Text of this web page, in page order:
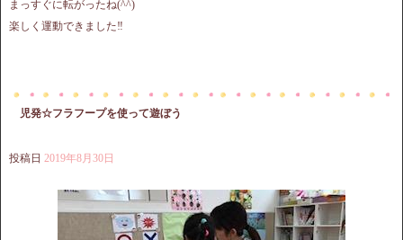
まっすぐに転がったね(^^)
楽しく運動できました‼︎
児発☆フラフープを使って遊ぼう
投稿日 2019年8月30日